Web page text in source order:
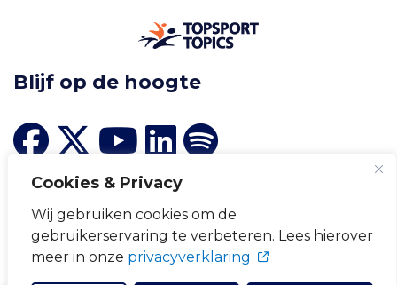
Cookies & Privacy
Wij gebruiken cookies om de
gebruikerservaring te verbeteren. Lees hierover
meer in onze privacyverklaring (opent in nieuw
Blijf op de hoogte
Cookievoorkeuren wijzigen
Cookieverklaring
Disclaimer Privacyverklaring